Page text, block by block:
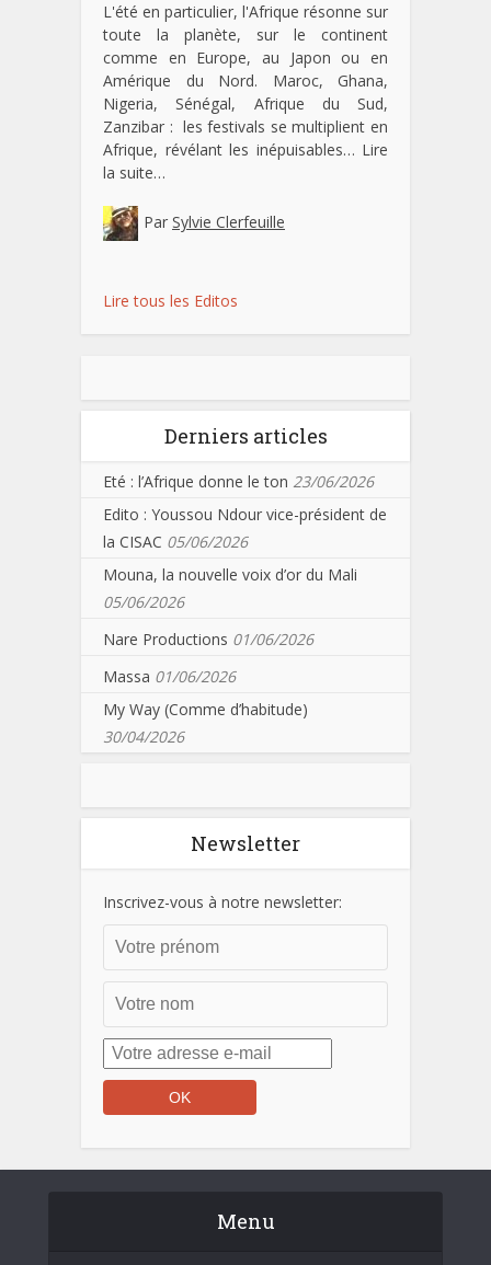
L'été en particulier, l'Afrique résonne sur
toute la planète, sur le continent
comme en Europe, au Japon ou en
Amérique du Nord. Maroc, Ghana,
Nigeria, Sénégal, Afrique du Sud,
Zanzibar : les festivals se multiplient en
Afrique, révélant les inépuisables… Lire
la suite…
Par Sylvie Clerfeuille
Lire tous les Editos
Derniers articles
Eté : l’Afrique donne le ton 23/06/2026
Edito : Youssou Ndour vice-président de
la CISAC 05/06/2026
Mouna, la nouvelle voix d’or du Mali
05/06/2026
Nare Productions 01/06/2026
Massa 01/06/2026
My Way (Comme d’habitude)
30/04/2026
Newsletter
Inscrivez-vous à notre newsletter:
Menu